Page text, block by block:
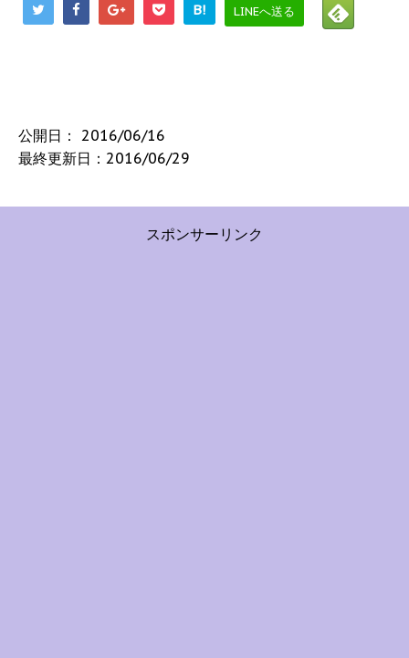
B! LINEへ送る
公開日： 2016/06/16
最終更新日：2016/06/29
スポンサーリンク